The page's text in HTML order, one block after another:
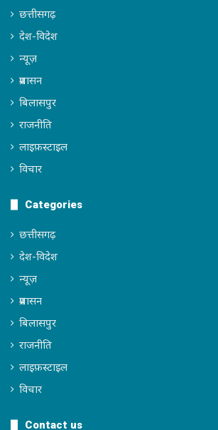
छत्तीसगढ़
देश-विदेश
न्यूज़
प्रशासन
बिलासपुर
राजनीति
लाइफ़स्टाइल
विचार
Categories
छत्तीसगढ़
देश-विदेश
न्यूज़
प्रशासन
बिलासपुर
राजनीति
लाइफ़स्टाइल
विचार
Contact us